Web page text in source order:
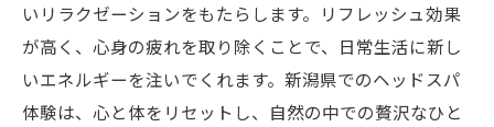
いリラクゼーションをもたらします。リフレッシュ効果
が高く、心身の疲れを取り除くことで、日常生活に新し
いエネルギーを注いでくれます。新潟県でのヘッドスパ
体験は、心と体をリセットし、自然の中での贅沢なひと